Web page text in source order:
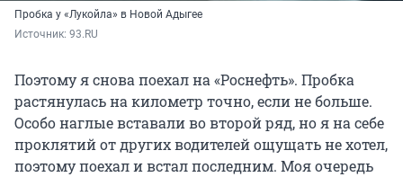
Пробка у «Лукойла» в Новой Адыгее
Источник: 93.RU
Поэтому я снова поехал на «Роснефть». Пробка
растянулась на километр точно, если не больше.
Особо наглые вставали во второй ряд, но я на себе
проклятий от других водителей ощущать не хотел,
поэтому поехал и встал последним. Моя очередь